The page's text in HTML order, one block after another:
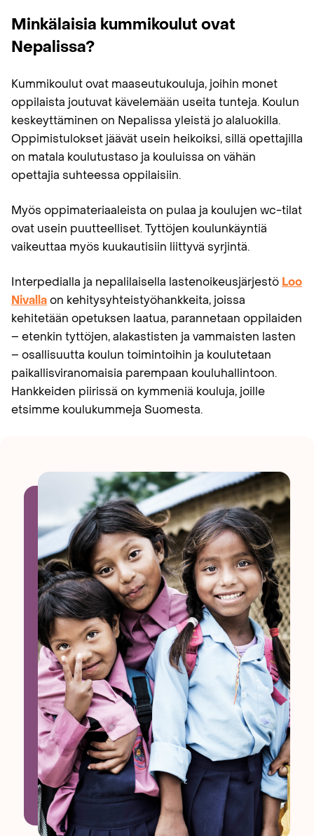
Minkälaisia kummikoulut ovat
Nepalissa?
Kummikoulut ovat maaseutukouluja, joihin monet
oppilaista joutuvat kävelemään useita tunteja. Koulun
keskeyttäminen on Nepalissa yleistä jo alaluokilla.
Oppimistulokset jäävät usein heikoiksi, sillä opettajilla
on matala koulutustaso ja kouluissa on vähän
opettajia suhteessa oppilaisiin.
Myös oppimateriaaleista on pulaa ja koulujen wc-tilat
ovat usein puutteelliset. Tyttöjen koulunkäyntiä
vaikeuttaa myös kuukautisiin liittyvä syrjintä.
Interpedialla ja nepalilaisella lastenoikeusjärjestö Loo
Nivallaon kehitysyhteistyöhankkeita, joissa
kehitetään opetuksen laatua, parannetaan oppilaiden
– etenkin tyttöjen, alakastisten ja vammaisten lasten
– osallisuutta koulun toimintoihin ja koulutetaan
paikallisviranomaisia parempaan kouluhallintoon.
Hankkeiden piirissä on kymmeniä kouluja, joille
etsimme koulukummeja Suomesta.